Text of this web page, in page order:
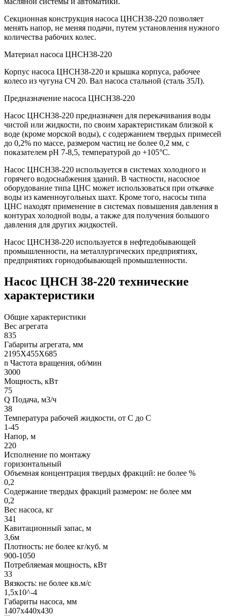
Секционная конструкция насоса ЦНСН38-220 позволяет
менять напор, не меняя подачи, путем установления нужного
количества рабочих колес.
Материал насоса ЦНСН38-220
Корпус насоса ЦНСН38-220 и крышка корпуса, рабочее
колесо из чугуна СЧ 20. Вал насоса стальной (сталь 35Л).
Предназначение насоса ЦНСН38-220
Насос ЦНСН38-220 предназначен для перекачивания воды
чистой или жидкости, по своим характеристикам близкой к
воде (кроме морской воды), с содержанием твердых примесей
до 0,2% по массе, размером частиц не более 0,2 мм, с
показателем рН 7-8,5, температурой до +105°С.
Насос ЦНСН38-220 используется в системах холодного и
горячего водоснабжения зданий. В частности, насосное
оборудование типа ЦНС может использоваться при откачке
воды из каменноугольных шахт. Кроме того, насосы типа
ЦНС находят применение в системах повышения давления в
контурах холодной воды, а также для получения большого
давления для других жидкостей.
Насос ЦНСН38-220 используется в нефтедобывающей
промышленности, на металлургических предприятиях,
предприятиях горнодобывающей промышленности.
Насос ЦНСН 38-220 технические
характеристики
Общие характеристики
Вес агрегата
835
Габариты агрегата, мм
2195Х455Х685
n Частота вращения, об/мин
3000
Мощность, кВт
75
Q Подача, м3/ч
38
Температура рабочей жидкости, от С до С
1-45
Напор, м
220
Исполнение по монтажу
горизонтальный
Объемная концентрация твердых фракций: не более %
0,2
Содержание твердых фракций размером: не более мм
0,2
Вес насоса, кг
341
Кавитационный запас, м
3,6м
Плотность: не более кг/куб. м
900-1050
Потребляемая мощность, кВт
33
Вязкость: не более кв.м/с
1,5х10^-4
Габариты насоса, мм
1407х440х430